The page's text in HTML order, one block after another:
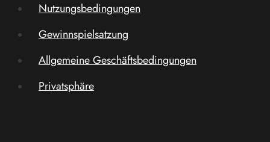
Nutzungsbedingungen
Gewinnspielsatzung
Allgemeine Geschäftsbedingungen
Privatsphäre